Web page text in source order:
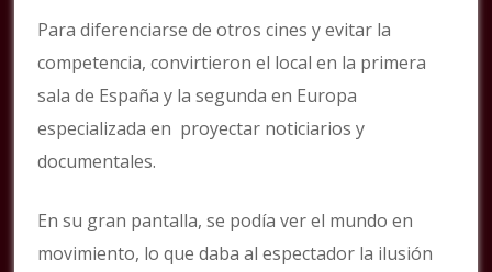
Para diferenciarse de otros cines y evitar la
competencia, convirtieron el local en la primera
sala de España y la segunda en Europa
especializada en proyectar noticiarios y
documentales.
En su gran pantalla, se podía ver el mundo en
movimiento, lo que daba al espectador la ilusión